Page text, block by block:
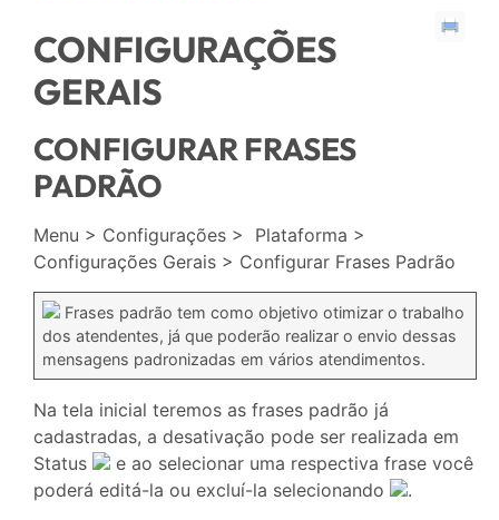
CONFIGURAÇÕES
GERAIS
CONFIGURAR FRASES
PADRÃO
Menu > Configurações > Plataforma >
Configurações Gerais > Configurar Frases Padrão
Frases padrão tem como objetivo otimizar o trabalho
dos atendentes, já que poderão realizar o envio dessas
mensagens padronizadas em vários atendimentos.
Na tela inicial teremos as frases padrão já
cadastradas, a desativação pode ser realizada em
Status
e ao selecionar uma respectiva frase você
poderá editá-la ou excluí-la selecionando
.